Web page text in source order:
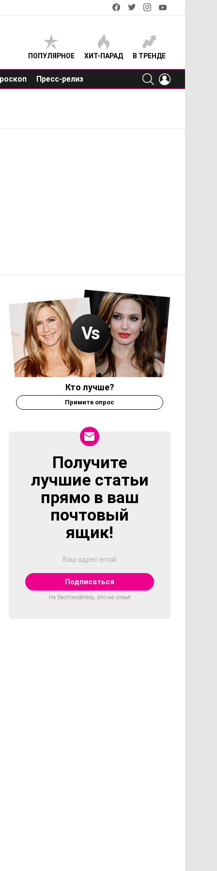
facebooktwitterinstagram
ПОПУЛЯРНОЕ ХИТ-ПАРАД В ТРЕНДЕ
Пресс-релиз
SEARCH
Кто лучше?
Примите опрос
NEWSLETTER
Получите
лучшие статьи
прямо в ваш
почтовый
ящик!
Не беспокойтесь, это не спам!